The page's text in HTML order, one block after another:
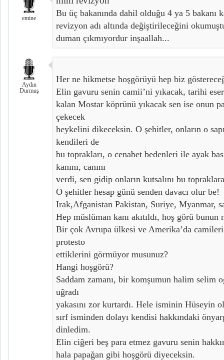
emine
Bu üç bakanında dahil olduğu 4 ya 5 bakanı
revizyon adı altında değiştirileceğini
duman çıkmıyordur inşaallah...
Aydın
Durmuş
Her ne hikmetse hoşgörüyü hep biz
Elin gavuru senin camii’ni yıkacak, tarihi
kalan Mostar köprünü yıkacak sen ise onun
çekecek
heykelini dikeceksin. O şehitler, onların o
kendileri de
bu toprakları, o cenabet bedenleri ile ayak
kanını, canını
verdi, sen gidip onların kutsalını bu
O şehitler hesap günü senden davacı olur be!
Irak,Afganistan Pakistan, Suriye, Myanmar,
Hep müslüman kanı akıtıldı, hoş görü bunun
Bir çok Avrupa ülkesi ve Amerika’da camileri
protesto
ettiklerini görmüyor musunuz?
Hangi hoşgörü?
Saddam zamanı, bir komşumun halim selim
uğradı
yakasını zor kurtardı. Hele isminin Hüseyin
sırf isminden dolayı kendisi hakkındaki
dinledim.
Elin ciğeri beş para etmez gavuru senin
hala papağan gibi hoşgörü diyeceksin.